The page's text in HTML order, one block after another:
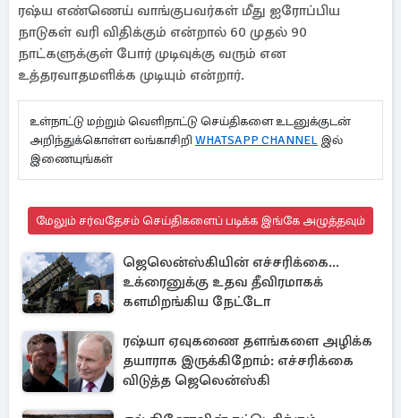
ரஷ்ய எண்ணெய் வாங்குபவர்கள் மீது ஐரோப்பிய
நாடுகள் வரி விதிக்கும் என்றால் 60 முதல் 90
நாட்களுக்குள் போர் முடிவுக்கு வரும் என
உத்தரவாதமளிக்க முடியும் என்றார்.
உள்நாட்டு மற்றும் வெளிநாட்டு செய்திகளை உடனுக்குடன்
அறிந்துக்கொள்ள லங்காசிறி WHATSAPP CHANNEL இல்
இணையுங்கள்
மேலும் சர்வதேசம் செய்திகளைப் படிக்க இங்கே அழுத்தவும்
ஜெலென்ஸ்கியின் எச்சரிக்கை...
உக்ரைனுக்கு உதவ தீவிரமாகக்
களமிறங்கிய நேட்டோ
ரஷ்யா ஏவுகணை தளங்களை அழிக்க
தயாராக இருக்கிறோம்: எச்சரிக்கை
விடுத்த ஜெலென்ஸ்கி